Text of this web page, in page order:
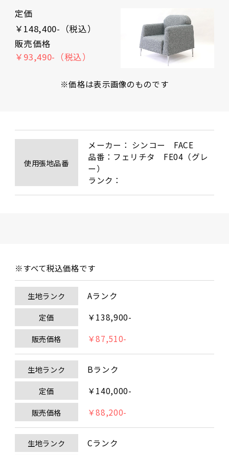
定価
￥148,400-（税込）
販売価格
￥93,490-（税込）
※価格は表示画像のものです
使用張地品番
メーカー： シンコー　FACE
品番：フェリチタ　FE04（グレ
ー）
ランク：
※すべて税込価格です
生地ランク Aランク
定価 ￥138,900-
販売価格 ￥87,510-
生地ランク Bランク
定価 ￥140,000-
販売価格 ￥88,200-
生地ランク Cランク